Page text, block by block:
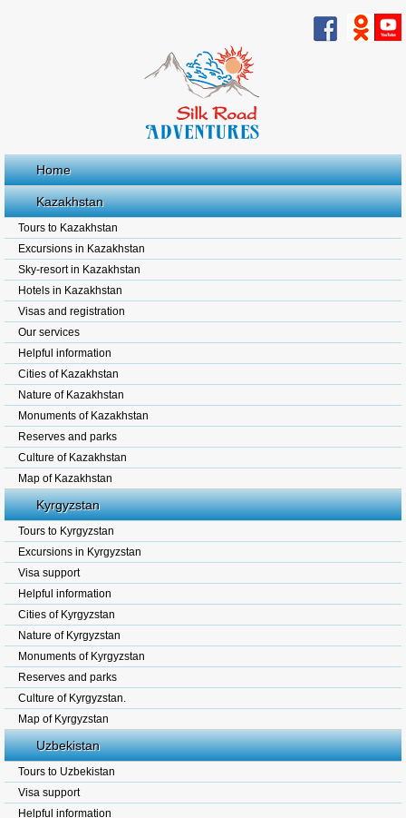
Home
Kazakhstan
Tours to Kazakhstan
Excursions in Kazakhstan
Sky-resort in Kazakhstan
Hotels in Kazakhstan
Visas and registration
Our services
Helpful information
Cities of Kazakhstan
Nature of Kazakhstan
Monuments of Kazakhstan
Reserves and parks
Culture of Kazakhstan
Map of Kazakhstan
Kyrgyzstan
Tours to Kyrgyzstan
Excursions in Kyrgyzstan
Visa support
Helpful information
Cities of Kyrgyzstan
Nature of Kyrgyzstan
Monuments of Kyrgyzstan
Reserves and parks
Culture of Kyrgyzstan.
Map of Kyrgyzstan
Uzbekistan
Tours to Uzbekistan
Visa support
Helpful information